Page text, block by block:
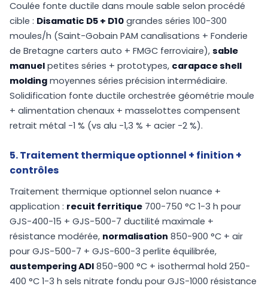
Coulée fonte ductile dans moule sable selon procédé
cible : Disamatic D5 + D10 grandes séries 100-300
moules/h (Saint-Gobain PAM canalisations + Fonderie
de Bretagne carters auto + FMGC ferroviaire), sable
manuel petites séries + prototypes, carapace shell
molding moyennes séries précision intermédiaire.
Solidification fonte ductile orchestrée géométrie moule
+ alimentation chenaux + masselottes compensent
retrait métal -1 % (vs alu -1,3 % + acier -2 %).
5. Traitement thermique optionnel + finition +
contrôles
Traitement thermique optionnel selon nuance +
application : recuit ferritique 700-750 °C 1-3 h pour
GJS-400-15 + GJS-500-7 ductilité maximale +
résistance modérée, normalisation 850-900 °C + air
pour GJS-500-7 + GJS-600-3 perlite équilibrée,
austempering ADI 850-900 °C + isothermal hold 250-
400 °C 1-3 h sels nitrate fondu pour GJS-1000 résistance